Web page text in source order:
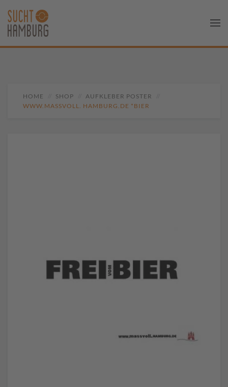
HOME SHOP
AUFKLEBER POSTER
WWW.MASSVOLL. HAMBURG.DE *BIER